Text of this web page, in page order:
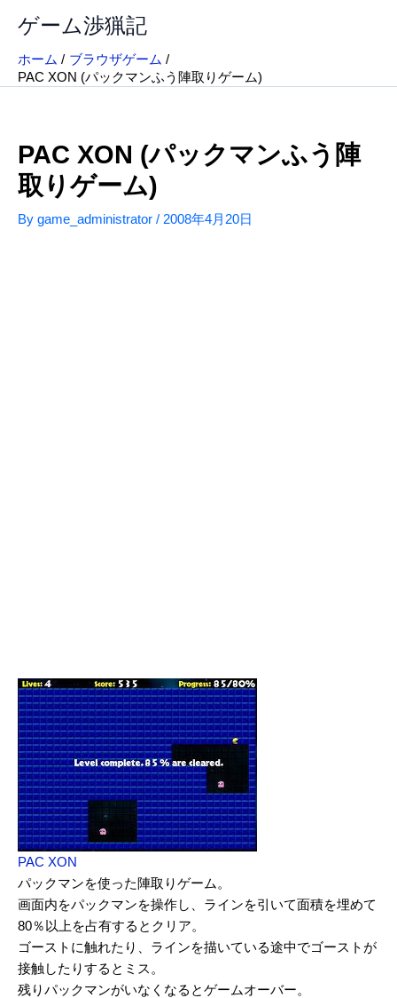
ゲーム渉猟記
ホーム
ブラウザゲーム
PAC XON (パックマンふう陣取りゲーム)
PAC XON (パックマンふう陣
取りゲーム)
By game_administrator / 2008年4月20日
PAC XON
パックマンを使った陣取りゲーム。
画面内をパックマンを操作し、ラインを引いて面積を埋めて
80％以上を占有するとクリア。
ゴーストに触れたり、ラインを描いている途中でゴーストが
接触したりするとミス。
残りパックマンがいなくなるとゲームオーバー。